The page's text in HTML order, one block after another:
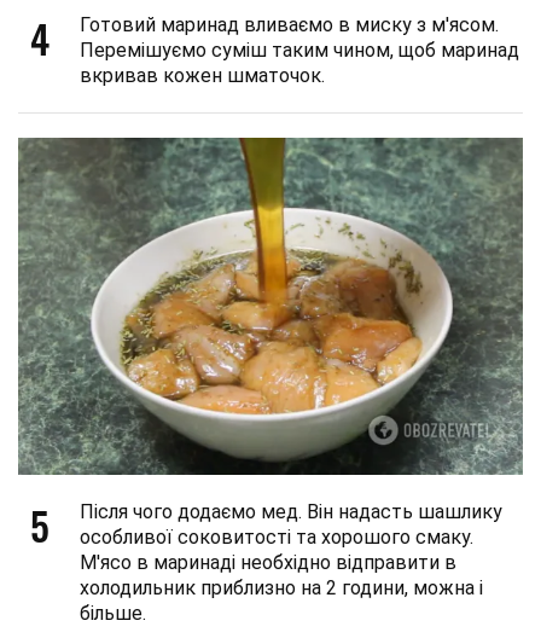
4
Готовий маринад вливаємо в миску з м'ясом.
Перемішуємо суміш таким чином, щоб маринад
вкривав кожен шматочок.
5
Після чого додаємо мед. Він надасть шашлику
особливої соковитості та хорошого смаку.
М'ясо в маринаді необхідно відправити в
холодильник приблизно на 2 години, можна і
більше.